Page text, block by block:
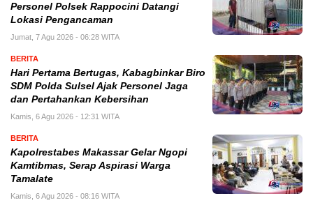
Personel Polsek Rappocini Datangi
Lokasi Pengancaman
Jumat, 7 Agu 2026 - 06:28 WITA
BERITA
Hari Pertama Bertugas, Kabagbinkar Biro
SDM Polda Sulsel Ajak Personel Jaga
dan Pertahankan Kebersihan
Kamis, 6 Agu 2026 - 12:31 WITA
BERITA
Kapolrestabes Makassar Gelar Ngopi
Kamtibmas, Serap Aspirasi Warga
Tamalate
Kamis, 6 Agu 2026 - 08:16 WITA